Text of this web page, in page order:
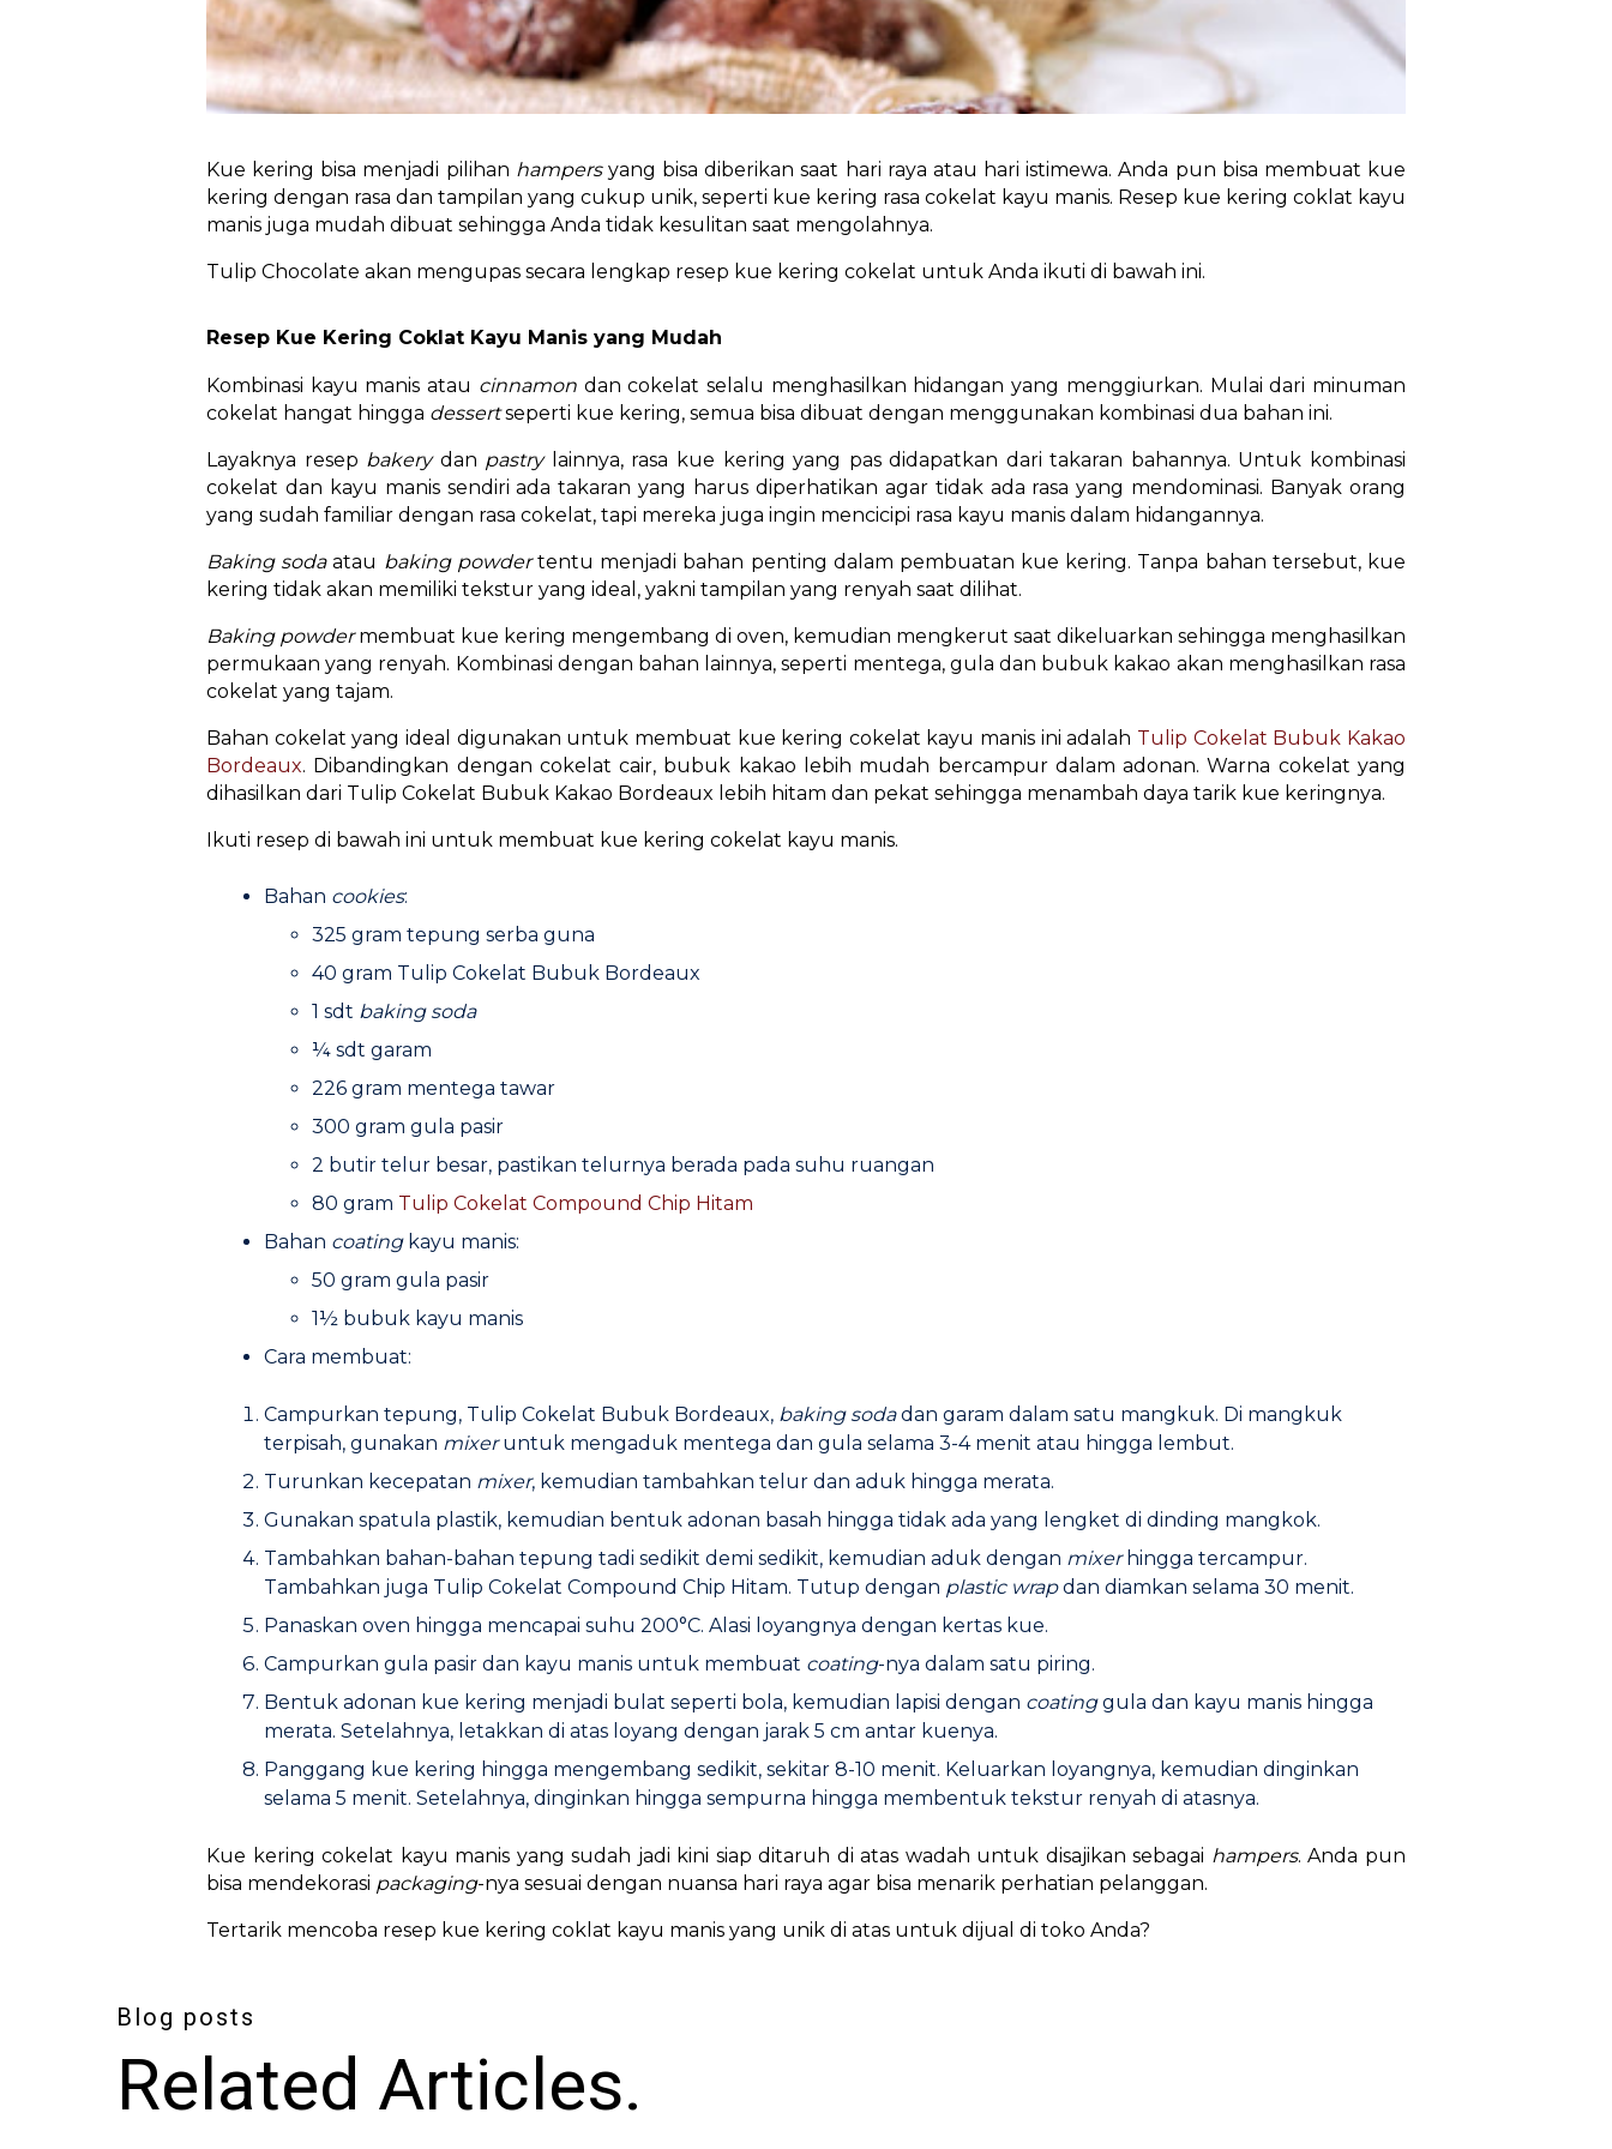
Kue kering bisa menjadi pilihan hampers yang bisa diberikan saat hari raya atau hari istimewa. Anda pun bisa membuat kue
kering dengan rasa dan tampilan yang cukup unik, seperti kue kering rasa cokelat kayu manis. Resep kue kering coklat kayu
manis juga mudah dibuat sehingga Anda tidak kesulitan saat mengolahnya.
Tulip Chocolate akan mengupas secara lengkap resep kue kering cokelat untuk Anda ikuti di bawah ini.
Resep Kue Kering Coklat Kayu Manis yang Mudah
Kombinasi kayu manis atau cinnamon dan cokelat selalu menghasilkan hidangan yang menggiurkan. Mulai dari minuman
cokelat hangat hingga dessertseperti kue kering, semua bisa dibuat dengan menggunakan kombinasi dua bahan ini.
Layaknya resep bakery dan pastry lainnya, rasa kue kering yang pas didapatkan dari takaran bahannya. Untuk kombinasi
cokelat dan kayu manis sendiri ada takaran yang harus diperhatikan agar tidak ada rasa yang mendominasi. Banyak orang
yang sudah familiar dengan rasa cokelat, tapi mereka juga ingin mencicipi rasa kayu manis dalam hidangannya.
Baking sodaatau baking powdertentu menjadi bahan penting dalam pembuatan kue kering. Tanpa bahan tersebut, kue
kering tidak akan memiliki tekstur yang ideal, yakni tampilan yang renyah saat dilihat.
Baking powdermembuat kue kering mengembang di oven, kemudian mengkerut saat dikeluarkan sehingga menghasilkan
permukaan yang renyah. Kombinasi dengan bahan lainnya, seperti mentega, gula dan bubuk kakao akan menghasilkan rasa
cokelat yang tajam.
Bahan cokelat yang ideal digunakan untuk membuat kue kering cokelat kayu manis ini adalah Tulip Cokelat Bubuk Kakao
Bordeaux. Dibandingkan dengan cokelat cair, bubuk kakao lebih mudah bercampur dalam adonan. Warna cokelat yang
dihasilkan dari Tulip Cokelat Bubuk Kakao Bordeaux lebih hitam dan pekat sehingga menambah daya tarik kue keringnya.
Ikuti resep di bawah ini untuk membuat kue kering cokelat kayu manis.
Bahan cookies:
325 gram tepung serba guna
40 gram Tulip Cokelat Bubuk Bordeaux
1 sdt baking soda
¼ sdt garam
226 gram mentega tawar
300 gram gula pasir
2 butir telur besar, pastikan telurnya berada pada suhu ruangan
80 gram Tulip Cokelat Compound Chip Hitam
Bahan coating kayu manis:
50 gram gula pasir
1½ bubuk kayu manis
Cara membuat:
Campurkan tepung, Tulip Cokelat Bubuk Bordeaux, baking sodadan garam dalam satu mangkuk. Di mangkuk
terpisah, gunakan mixeruntuk mengaduk mentega dan gula selama 3-4 menit atau hingga lembut.
Turunkan kecepatan mixer, kemudian tambahkan telur dan aduk hingga merata.
Gunakan spatula plastik, kemudian bentuk adonan basah hingga tidak ada yang lengket di dinding mangkok.
Tambahkan bahan-bahan tepung tadi sedikit demi sedikit, kemudian aduk dengan mixer hingga tercampur.
Tambahkan juga Tulip Cokelat Compound Chip Hitam. Tutup dengan plastic wrapdan diamkan selama 30 menit.
Panaskan oven hingga mencapai suhu 200°C. Alasi loyangnya dengan kertas kue.
Campurkan gula pasir dan kayu manis untuk membuat coating-nya dalam satu piring.
Bentuk adonan kue kering menjadi bulat seperti bola, kemudian lapisi dengan coatinggula dan kayu manis hingga
merata. Setelahnya, letakkan di atas loyang dengan jarak 5 cm antar kuenya.
Panggang kue kering hingga mengembang sedikit, sekitar 8-10 menit. Keluarkan loyangnya, kemudian dinginkan
selama 5 menit. Setelahnya, dinginkan hingga sempurna hingga membentuk tekstur renyah di atasnya.
Kue kering cokelat kayu manis yang sudah jadi kini siap ditaruh di atas wadah untuk disajikan sebagai hampers. Anda pun
bisa mendekorasi packaging-nya sesuai dengan nuansa hari raya agar bisa menarik perhatian pelanggan.
Tertarik mencoba resep kue kering coklat kayu manis yang unik di atas untuk dijual di toko Anda?
Blog posts
Related Articles.